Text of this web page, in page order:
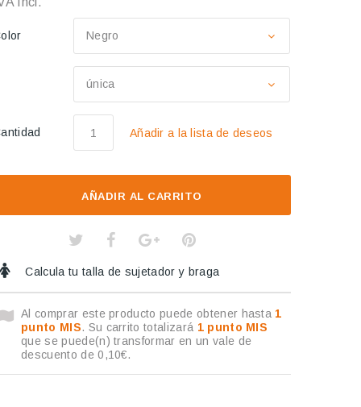
Negro
única
Añadir a la lista de deseos
AÑADIR AL CARRITO
Calcula tu talla de sujetador y braga
Al comprar este producto puede obtener hasta 1
punto MIS. Su carrito totalizará 1punto MIS
que se puede(n) transformar en un vale de
descuento de0,10€.